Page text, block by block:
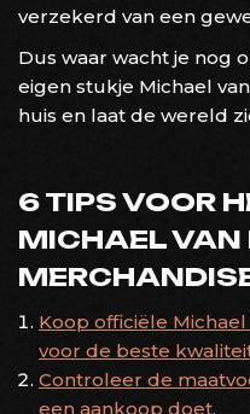
verzekerd van een
Dus waar wacht je nog
eigen stukje Michael
huis en laat de wereld
6 TIPS VOOR
MICHAEL VAN
Koop officiële
voor de beste
Controleer de
een aankoop doet.